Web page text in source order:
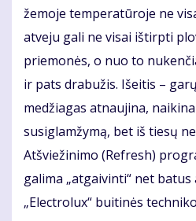
žemoje temperatūroje ne
atveju gali ne visai ištirpti
priemonės, o nuo to
ir pats drabužis. Išeitis –
medžiagas atnaujina,
susiglamžymą, bet iš tiesų
Atšviežinimo (Refresh)
galima „atgaivinti“ net batus
„Electrolux“ buitinės